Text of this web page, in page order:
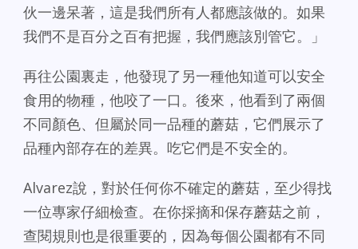
伙一邊呆著，這是我們所有人都應該做的。如果
我們不是百分之百有把握，我們應該別管它。」
再往公園裏走，他發現了另一種他知道可以安全
食用的物種，他咬了一口。後來，他看到了兩個
不同顏色、但屬於同一品種的蘑菇，它們展示了
品種內部存在的差異。吃它們是不安全的。
Alvarez說，對於任何你不確定的蘑菇，至少得找
一位專家仔細檢查。在你採摘和保存蘑菇之前，
查閱規則也是很重要的，因為每個公園都有不同